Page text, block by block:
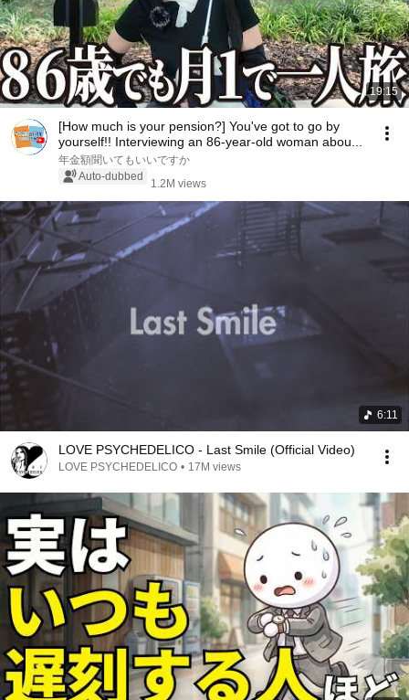
19:15
[How much is your pension?] You've got to go by
yourself!! Interviewing an 86-year-old woman abou...
年金額聞いてもいいですか
Auto-dubbed
1.2M views
6:11
LOVE PSYCHEDELICO - Last Smile (Official Video)
LOVE PSYCHEDELICO • 17M views